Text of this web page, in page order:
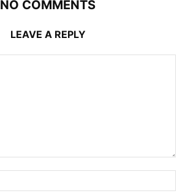
NO COMMENTS
LEAVE A REPLY